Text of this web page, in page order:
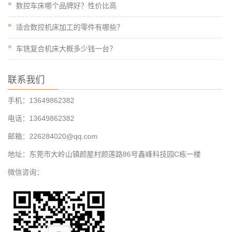
数控车床哪个品牌好？性价比高
适合数控机床加工的零件有哪些？
车铣复合机床大概多少钱一台？
联系我们
手机：13649862382
电话：13649862382
邮箱：226284020@qq.com
地址：东莞市大岭山镇颜屋村颜莲路86号鑫峰科技园C栋一楼
微信咨询：